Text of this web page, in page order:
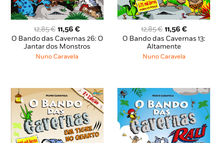
12,85€ O
preço
original
era:
11,56€O
preço
atual
O Bando das Cavernas 26: O
Jantar dos Monstros
Nuno Caravela
12,85€ O
preço
original
era:
11,56 €O
preço
O Bando das Cavernas 13:
Altamente
Nuno Caravela